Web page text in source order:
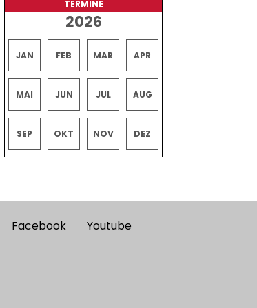
TERMINE
2026
JAN FEB MAR APR
MAI JUN JUL AUG
SEP OKT NOV DEZ
Facebook Youtube